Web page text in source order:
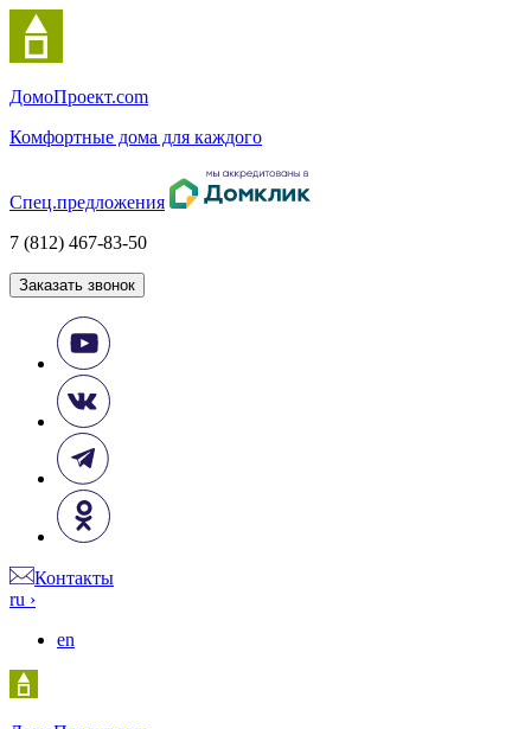
ДомоПроект.com
Комфортные дома для каждого
Спец.предложения
7 (812) 467-83-50
Заказать звонок
Контакты
ru ›
en